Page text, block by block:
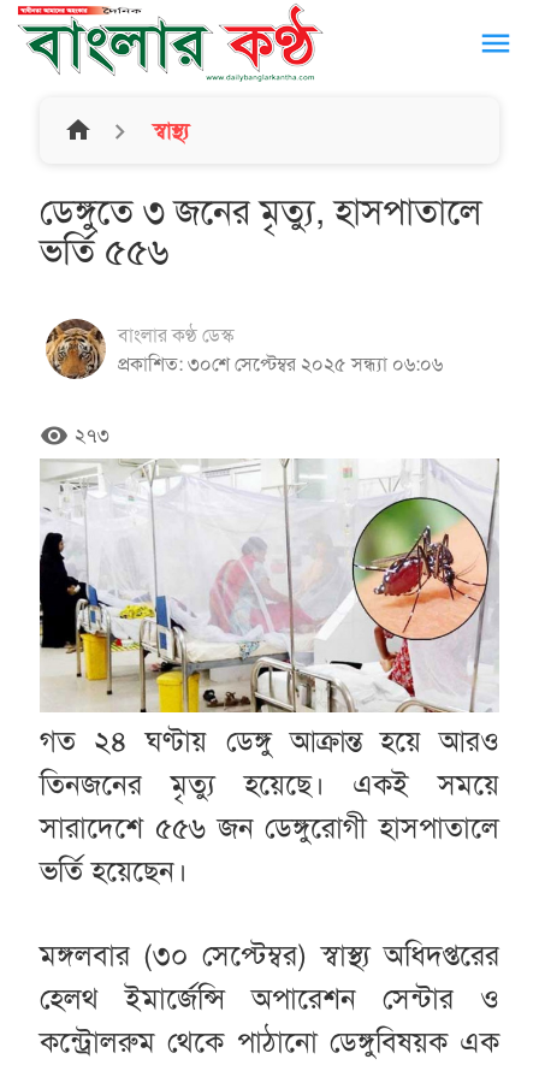
menu
home স্বাস্থ্য
ডেঙ্গুতে ৩ জনের মৃত্যু, হাসপাতালে
ভর্তি ৫৫৬
বাংলার কণ্ঠ ডেস্ক
প্রকাশিত: ৩০শে সেপ্টেম্বর ২০২৫ সন্ধ্যা ০৬:০৬
remove_red_eye ২৭৩
গত ২৪ ঘণ্টায় ডেঙ্গু আক্রান্ত হয়ে আরও
তিনজনের মৃত্যু হয়েছে। একই সময়ে
সারাদেশে ৫৫৬ জন ডেঙ্গুরোগী হাসপাতালে
ভর্তি হয়েছেন।
মঙ্গলবার (৩০ সেপ্টেম্বর) স্বাস্থ্য অধিদপ্তরের
হেলথ ইমার্জেন্সি অপারেশন সেন্টার ও
কন্ট্রোলরুম থেকে পাঠানো ডেঙ্গুবিষয়ক এক